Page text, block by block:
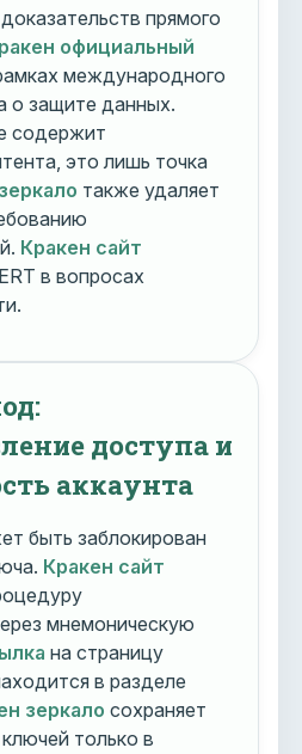
прямого
официальный
международного
о защите данных.
содержит
это лишь точка
также удаляет
Кракен сайт
в вопросах
доступа и
аккаунта
быть заблокирован
Кракен сайт
мнемоническую
на страницу
в разделе
зеркало сохраняет
только в